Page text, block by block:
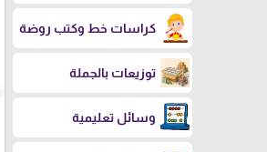
كراسات خط وكتب روضة
توزيعات بالجملة
وسائل تعليمية